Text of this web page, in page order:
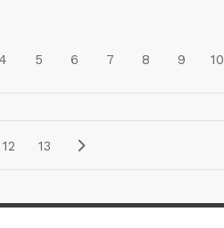
4 5 6 7 8 9 10
12 13